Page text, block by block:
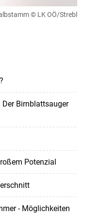
© LK OÖ/Strebl
Birnblattsauger
Potenzial
- Möglichkeiten